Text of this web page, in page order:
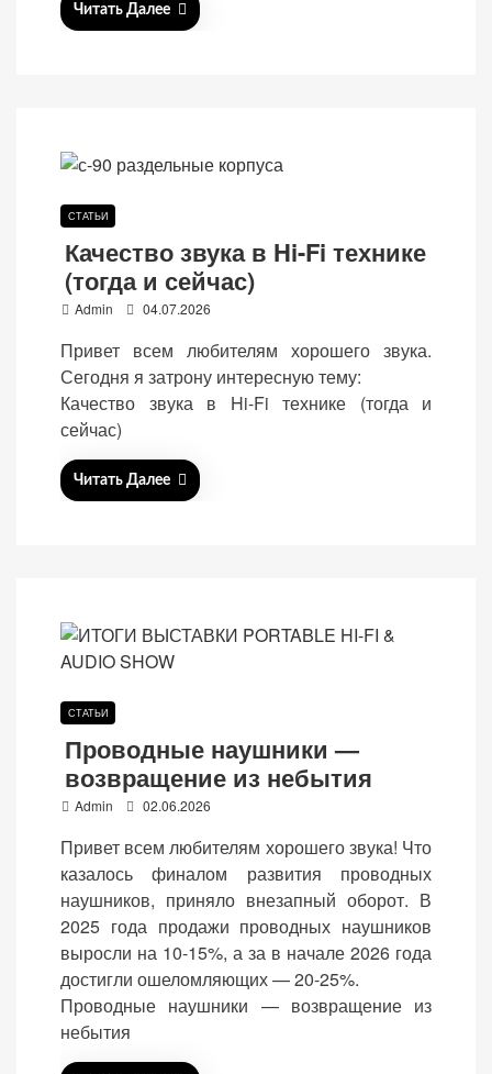
Читать Далее
СТАТЬИ
Качество звука в Hi-Fi технике
(тогда и сейчас)
Admin
s
t
e
o
n
04.07.2026
Привет всем любителям хорошего звука.
Сегодня я затрону интересную тему:
Качество звука в Hi-Fi технике (тогда и
сейчас)
Читать Далее
СТАТЬИ
Проводные наушники —
возвращение из небытия
Admin
s
e
d
o
n
02.06.2026
Привет всем любителям хорошего звука! Что
казалось финалом развития проводных
наушников, приняло внезапный оборот. В
2025 года продажи проводных наушников
выросли на 10-15%, а за в начале 2026 года
достигли ошеломляющих — 20-25%.
Проводные наушники — возвращение из
небытия